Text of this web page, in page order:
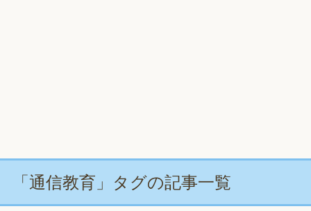
「通信教育」タグの記事一覧